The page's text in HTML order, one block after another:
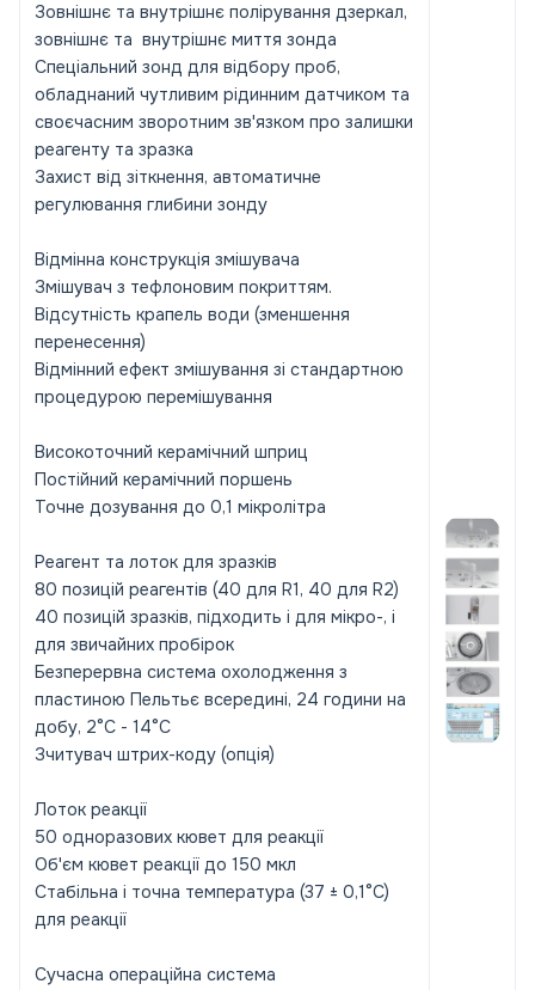
Зовнішнє та внутрішнє полірування дзеркал,
зовнішнє та внутрішнє миття зонда
Спеціальний зонд для відбору проб,
обладнаний чутливим рідинним датчиком та
своєчасним зворотним зв'язком про залишки
реагенту та зразка
Захист від зіткнення, автоматичне
регулювання глибини зонду
Відмінна конструкція змішувача
Змішувач з тефлоновим покриттям.
Відсутність крапель води (зменшення
перенесення)
Відмінний ефект змішування зі стандартною
процедурою перемішування
Високоточний керамічний шприц
Постійний керамічний поршень
Точне дозування до 0,1 мікролітра
Реагент та лоток для зразків
80 позицій реагентів (40 для R1, 40 для R2)
40 позицій зразків, підходить і для мікро-, і
для звичайних пробірок
Безперервна система охолодження з
пластиною Пельтьє всередині, 24 години на
добу, 2°C - 14°C
Зчитувач штрих-коду (опція)
Лоток реакції
50 одноразових кювет для реакції
Об'єм кювет реакції до 150 мкл
Стабільна і точна температура (37 ± 0,1°C)
для реакції
Сучасна операційна система